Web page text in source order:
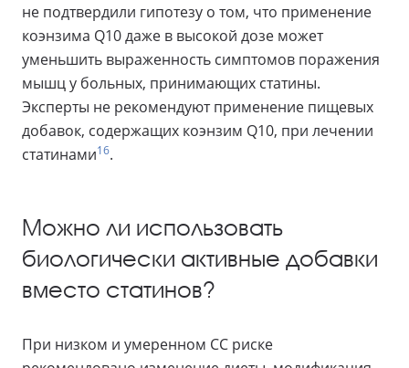
не подтвердили гипотезу о том, что применение
коэнзима Q10 даже в высокой дозе может
уменьшить выраженность симптомов поражения
мышц у больных, принимающих статины.
Эксперты не рекомендуют применение пищевых
добавок, содержащих коэнзим Q10, при лечении
статинами16.
Можно ли использовать
биологически активные добавки
вместо статинов?
При низком и умеренном СС риске